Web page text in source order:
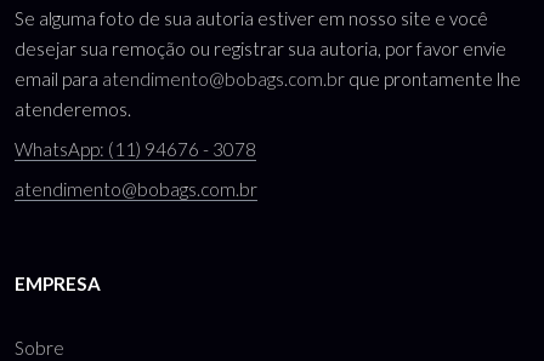
Se alguma foto de sua autoria estiver em nosso site e você
desejar sua remoção ou registrar sua autoria, por favor envie
email para atendimento@bobags.com.br que prontamente lhe
atenderemos.
WhatsApp: (11) 94676 - 3078
atendimento@bobags.com.br
EMPRESA
Sobre